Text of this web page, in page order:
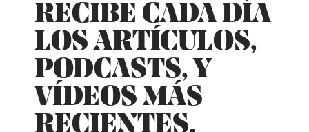
RECIBE CADA DÍA
LOS ARTÍCULOS,
PODCASTS, Y
VÍDEOS MÁS
RECIENTES.